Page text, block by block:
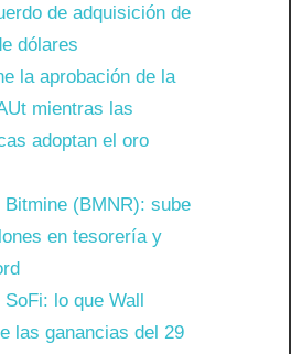
de adquisición de
dólares
la aprobación de la
mientras las
adoptan el oro
(BMNR): sube
en tesorería y
lo que Wall
las ganancias del 29